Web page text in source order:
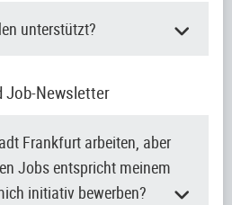
unterstützt?
Job-Newsletter
Frankfurt arbeiten, aber
Jobs entspricht meinem
initiativ bewerben?